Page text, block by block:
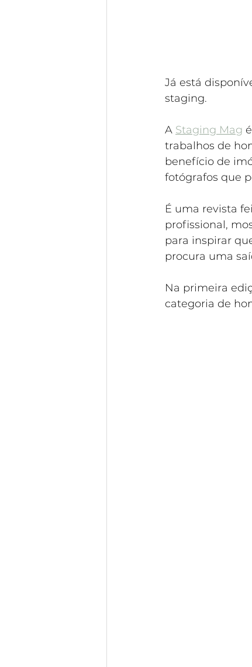
Já está
staging.
A Staging Mag
trabalhos de
benefício de
fotógrafos que
É uma revista
profissional,
para inspirar
procura uma
Na primeira
categoria de